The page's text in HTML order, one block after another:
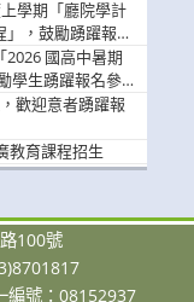
學期「廳院學計
，鼓勵踴躍報名
國高中暑期
學生踴躍報名參
歡迎意者踴躍報
教育課程招生
100號
編號：08152937